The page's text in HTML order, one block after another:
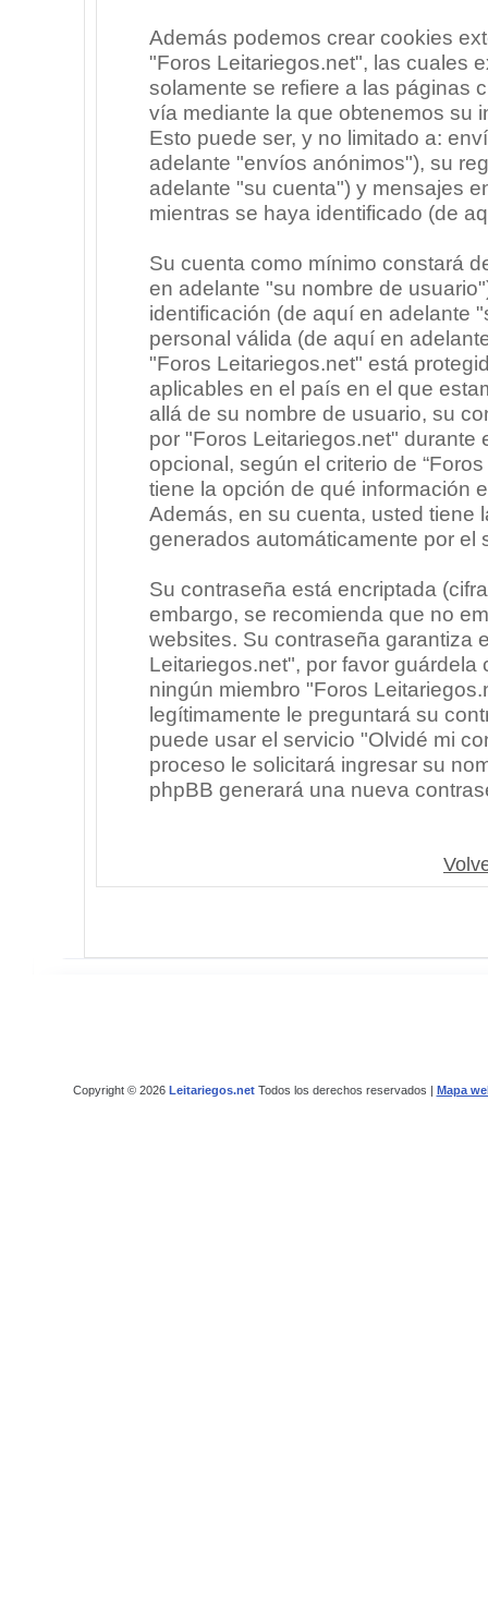
Además podemos crear cookies
"Foros Leitariegos.net", las cuales
solamente se refiere a las páginas
vía mediante la que obtenemos su
Esto puede ser, y no limitado a:
adelante "envíos anónimos"), su
adelante "su cuenta") y mensajes
mientras se haya identificado (de
Su cuenta como mínimo constará
en adelante "su nombre de
identificación (de aquí en adelante
personal válida (de aquí en
"Foros Leitariegos.net" está
aplicables en el país en el que
allá de su nombre de usuario, su
por "Foros Leitariegos.net" durante
opcional, según el criterio de
tiene la opción de qué información
Además, en su cuenta, usted tiene
generados automáticamente por el
Su contraseña está encriptada
embargo, se recomienda que no
websites. Su contraseña garantiza
Leitariegos.net", por favor
ningún miembro "Foros
legítimamente le preguntará su
puede usar el servicio "Olvidé mi
proceso le solicitará ingresar su
phpBB generará una nueva
Copyright © 2026 Leitariegos.netTodos los derechos reservados | Mapa